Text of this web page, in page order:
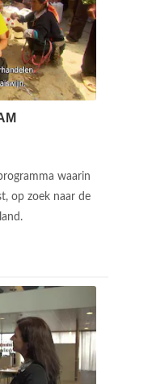
waarin
op zoek naar de